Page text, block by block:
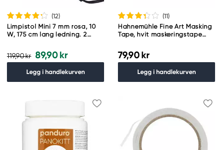
(12)
Limpistol Mini 7 mm rosa, 10
W, 175 cm lang ledning. 2
119,90 kr 89,90 kr
Legg i handlekurven
(11)
Hahnemühle Fine Art Masking
Tape, hvit maskeringstape
79,90 kr
Legg i handlekurven